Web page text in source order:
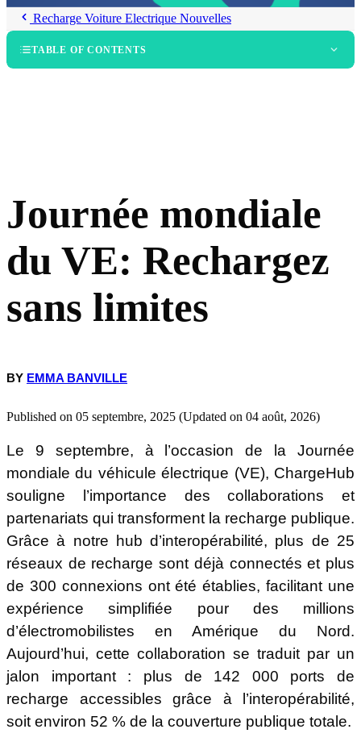
Recharge Voiture Electrique Nouvelles
TABLE OF CONTENTS
Des réseaux fiables, même dans les régions les plus fréquentées
Une collaboration pour accélérer l’adoption
Collaboration et interopérabilité au service de la mobilité électrique
Journée mondiale
du VE: Rechargez
sans limites
BY EMMA BANVILLE
Published on 05 septembre, 2025 (Updated on 04 août, 2026)
Le 9 septembre, à l’occasion de la Journée
mondiale du véhicule électrique (VE), ChargeHub
souligne l’importance des collaborations et
partenariats qui transforment la recharge publique.
Grâce à notre hub d’interopérabilité, plus de 25
réseaux de recharge sont déjà connectés et plus
de 300 connexions ont été établies, facilitant une
expérience simplifiée pour des millions
d’électromobilistes en Amérique du Nord.
Aujourd’hui, cette collaboration se traduit par un
jalon important : plus de 142 000 ports de
recharge accessibles grâce à l’interopérabilité,
soit environ 52 % de la couverture publique totale.